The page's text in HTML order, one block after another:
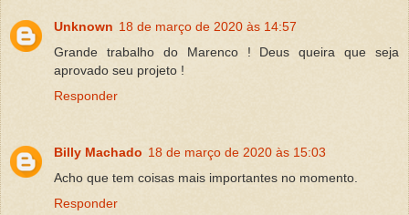
Unknown 18 de março de 2020 às 14:57
Grande trabalho do Marenco ! Deus queira que seja
aprovado seu projeto !
Responder
Billy Machado 18 de março de 2020 às 15:03
Acho que tem coisas mais importantes no momento.
Responder